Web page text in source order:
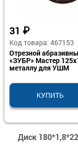
31 ₽
Код товара: 467153
Отрезной
«ЗУБР» Мастер
металлу для УШМ
КУПИТЬ
Диск